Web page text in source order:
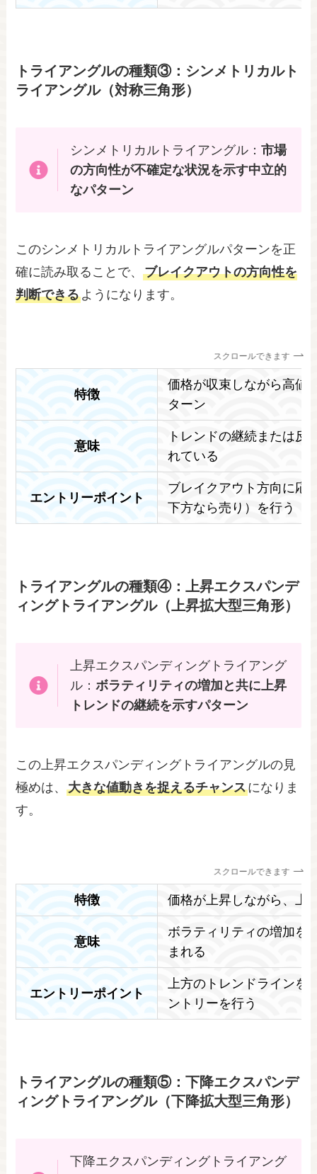
トライアングルの種類③：シンメトリカルト
ライアングル（対称三角形）
シンメトリカルトライアングル： 市場
の方向性が不確定な状況を示す中立的
なパターン
このシンメトリカルトライアングルパターンを正
確に読み取ることで、ブレイクアウトの方向性を
判断できるようになります。
スクロールできます
特徴
価格が収束しながら高値
ターン
意味
トレンドの継続または反
れている
エントリーポイント
ブレイクアウト方向に応
下方なら売り）を行う
トライアングルの種類④：上昇エクスパンデ
ィングトライアングル（上昇拡大型三角形）
上昇エクスパンディングトライアング
ル： ボラティリティの増加と共に上昇
トレンドの継続を示すパターン
この上昇エクスパンディングトライアングルの見
極めは、大きな値動きを捉えるチャンスになりま
す。
スクロールできます
特徴 価格が上昇しながら、上
意味
ボラティリティの増加を
まれる
エントリーポイント
上方のトレンドラインを
ントリーを行う
トライアングルの種類⑤：下降エクスパンデ
ィングトライアングル（下降拡大型三角形）
下降エクスパンディングトライアング